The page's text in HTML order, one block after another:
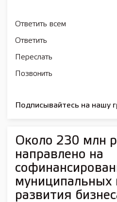
Ответить всем
Ответить
Переслать
Позвонить
Подписывайтесь на нашу
Около 230 млн
направлено на
муниципальных
развития